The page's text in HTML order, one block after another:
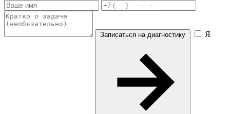
Записаться на диагностику Я